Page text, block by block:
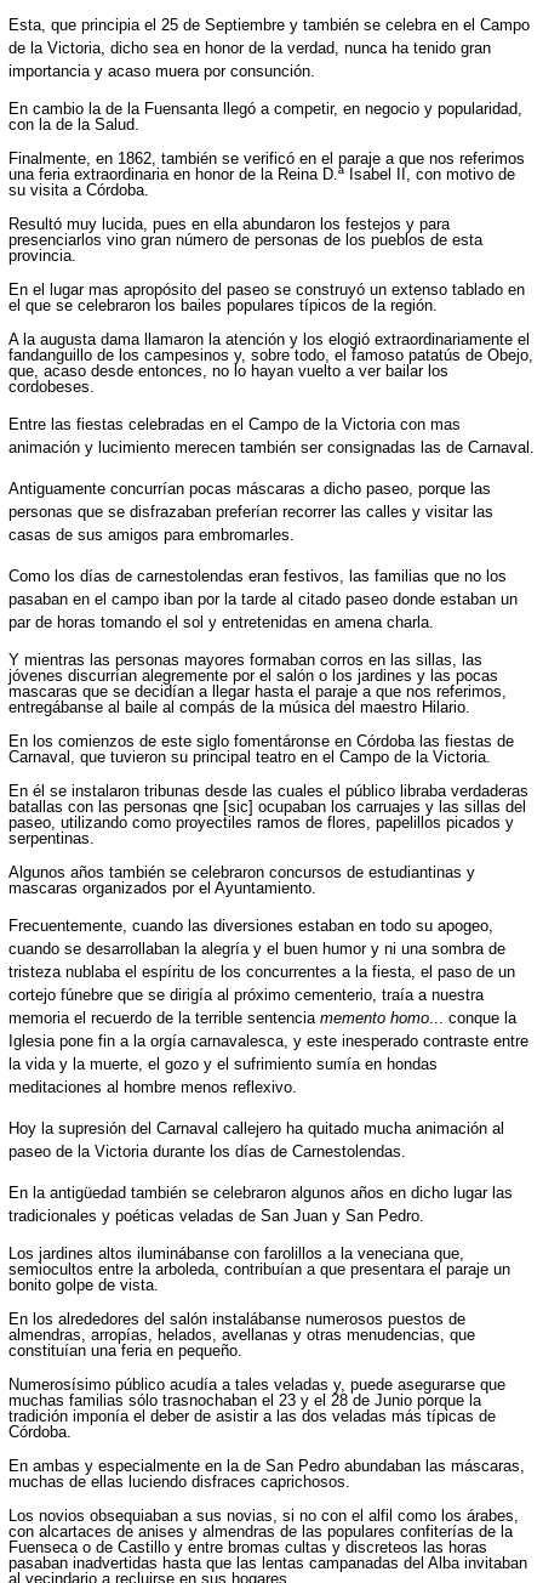
Esta, que principia el 25 de Septiembre y también se celebra en el Campo
de la Victoria, dicho sea en honor de la verdad, nunca ha tenido gran
importancia y acaso muera por consunción.
En cambio la de la Fuensanta llegó a competir, en negocio y popularidad,
con la de la Salud.
Finalmente, en 1862, también se verificó en el paraje a que nos referimos
una feria extraordinaria en honor de la Reina D.ª Isabel II, con motivo de
su visita a Córdoba.
Resultó muy lucida, pues en ella abundaron los festejos y para
presenciarlos vino gran número de personas de los pueblos de esta
provincia.
En el lugar mas apropósito del paseo se construyó un extenso tablado en
el que se celebraron los bailes populares típicos de la región.
A la augusta dama llamaron la atención y los elogió extraordinariamente el
fandanguillo de los campesinos y, sobre todo, el famoso patatús de Obejo,
que, acaso desde entonces, no lo hayan vuelto a ver bailar los
cordobeses.
Entre las fiestas celebradas en el Campo de la Victoria con mas
animación y lucimiento merecen también ser consignadas las de Carnaval.
Antiguamente concurrían pocas máscaras a dicho paseo, porque las
personas que se disfrazaban preferían recorrer las calles y visitar las
casas de sus amigos para embromarles.
Como los días de carnestolendas eran festivos, las familias que no los
pasaban en el campo iban por la tarde al citado paseo donde estaban un
par de horas tomando el sol y entretenidas en amena charla.
Y mientras las personas mayores formaban corros en las sillas, las
jóvenes discurrían alegremente por el salón o los jardines y las pocas
mascaras que se decidían a llegar hasta el paraje a que nos referimos,
entregábanse al baile al compás de la música del maestro Hilario.
En los comienzos de este siglo fomentáronse en Córdoba las fiestas de
Carnaval, que tuvieron su principal teatro en el Campo de la Victoria.
En él se instalaron tribunas desde las cuales el público libraba verdaderas
batallas con las personas qne [sic] ocupaban los carruajes y las sillas del
paseo, utilizando como proyectiles ramos de flores, papelillos picados y
serpentinas.
Algunos años también se celebraron concursos de estudiantinas y
mascaras organizados por el Ayuntamiento.
Frecuentemente, cuando las diversiones estaban en todo su apogeo,
cuando se desarrollaban la alegría y el buen humor y ni una sombra de
tristeza nublaba el espíritu de los concurrentes a la fiesta, el paso de un
cortejo fúnebre que se dirigía al próximo cementerio, traía a nuestra
memoria el recuerdo de la terrible sentencia memento homo... conque la
Iglesia pone fin a la orgía carnavalesca, y este inesperado contraste entre
la vida y la muerte, el gozo y el sufrimiento sumía en hondas
meditaciones al hombre menos reflexivo.
Hoy la supresión del Carnaval callejero ha quitado mucha animación al
paseo de la Victoria durante los días de Carnestolendas.
En la antigüedad también se celebraron algunos años en dicho lugar las
tradicionales y poéticas veladas de San Juan y San Pedro.
Los jardines altos iluminábanse con farolillos a la veneciana que,
semiocultos entre la arboleda, contribuían a que presentara el paraje un
bonito golpe de vista.
En los alrededores del salón instalábanse numerosos puestos de
almendras, arropías, helados, avellanas y otras menudencias, que
constituían una feria en pequeño.
Numerosísimo público acudía a tales veladas y, puede asegurarse que
muchas familias sólo trasnochaban el 23 y el 28 de Junio porque la
tradición imponía el deber de asistir a las dos veladas más típicas de
Córdoba.
En ambas y especialmente en la de San Pedro abundaban las máscaras,
muchas de ellas luciendo disfraces caprichosos.
Los novios obsequiaban a sus novias, si no con el alfil como los árabes,
con alcartaces de anises y almendras de las populares confiterías de la
Fuenseca o de Castillo y entre bromas cultas y discreteos las horas
pasaban inadvertidas hasta que las lentas campanadas del Alba invitaban
al vecindario a recluirse en sus hogares.